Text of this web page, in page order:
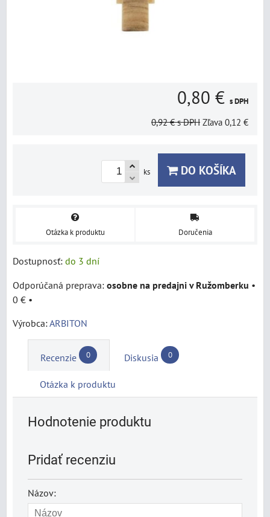
0,80 € s DPH
0,92 € s DPH Zľava 0,12 €
ks DO KOŠÍKA
Otázka k produktu Doručenia
Dostupnosť: do 3 dní
osobne na predajni v Ružomberku •
0 € •
Výrobca:ARBITON
Recenzie 0 Diskusia 0
Otázka k produktu
Hodnotenie produktu
Pridať recenziu
Názov: